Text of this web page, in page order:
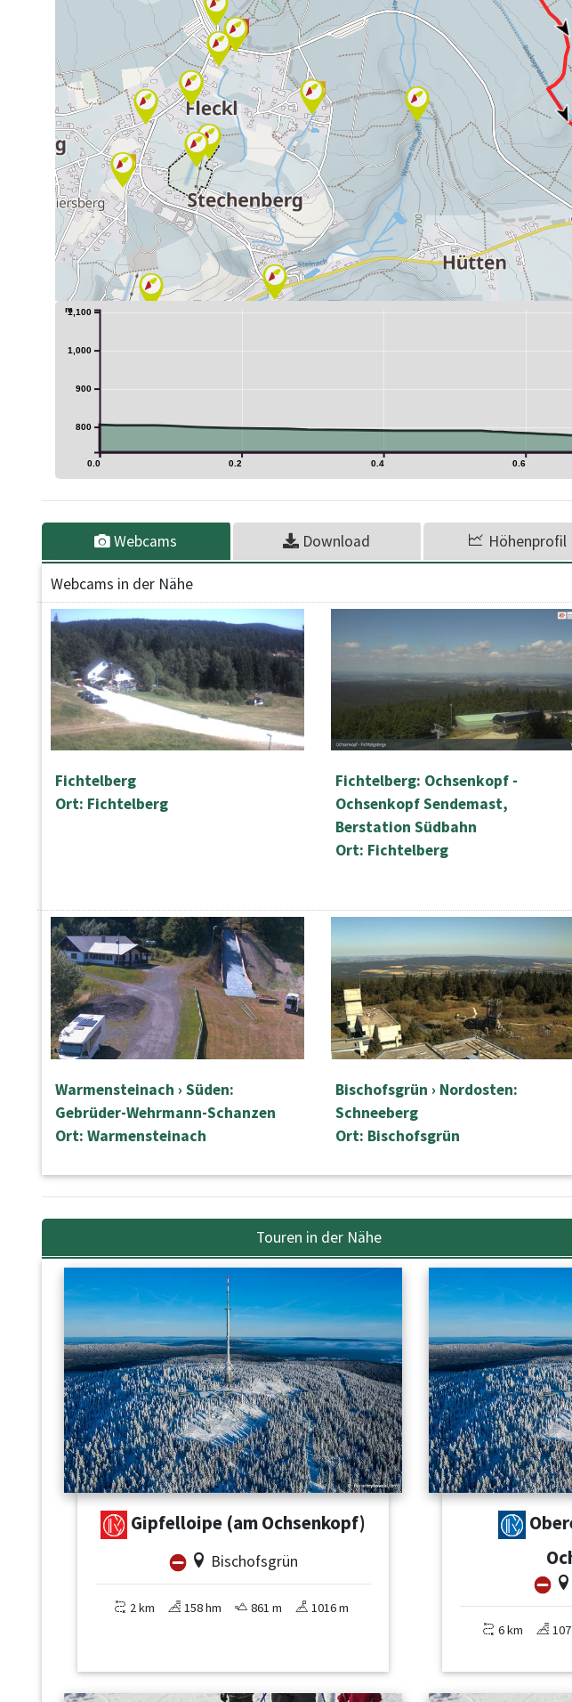
0.0 0.2 0.4 0.6
800
900
1,000
1,100
m
Webcams Download Höhenprofil
Webcams in der Nähe
Fichtelberg
Ort: Fichtelberg
Fichtelberg: Ochsenkopf -
Ochsenkopf Sendemast,
Berstation Südbahn
Ort: Fichtelberg
Warmensteinach › Süden:
Gebrüder-Wehrmann-Schanzen
Ort: Warmensteinach
Bischofsgrün › Nordosten:
Schneeberg
Ort: Bischofsgrün
Touren in der Nähe
Gipfelloipe (am Ochsenkopf)
Bischofsgrün
2 km 158 hm 861 m 1016 m
6 km